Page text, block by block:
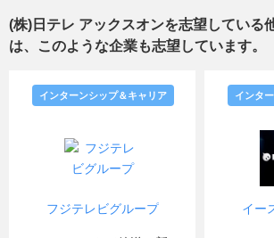
(株)日テレ アックスオンを志望している
は、このような企業も志望しています。
フジテレビグループ
インターンシップ＆キャリア
イー
インタ